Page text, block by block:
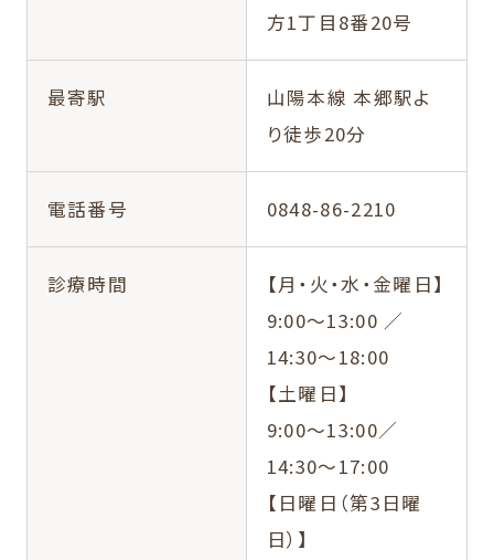
方1丁目8番20号
最寄駅
山陽本線 本郷駅よ
り徒歩20分
電話番号 0848-86-2210
診療時間
【月・火・水・金曜日】
9:00〜13:00 ／
14:30〜18:00
【土曜日】
9:00〜13:00／
14:30〜17:00
【日曜日（第3日曜
日）】